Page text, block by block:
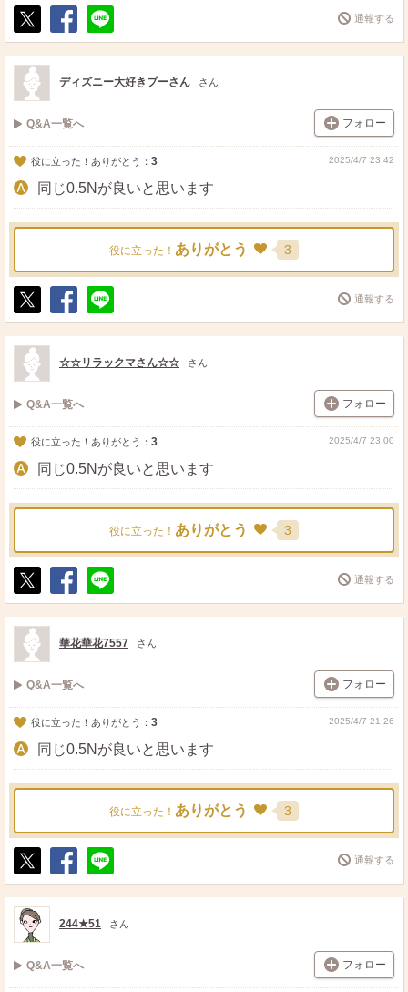
ポ
ス
ト
シ
ェ
送
る
通報する
ディズニー大好きプーさん さん
Q&A一覧へ フォロー
役に立った！ありがとう： 3 2025/4/7 23:42
同じ0.5Nが良いと思います
役に立った！ ありがとう 3
ポ
ス
ト
シ
ェ
送
る
通報する
☆☆リラックマさん☆☆ さん
Q&A一覧へ フォロー
役に立った！ありがとう： 3 2025/4/7 23:00
同じ0.5Nが良いと思います
役に立った！ ありがとう 3
ポ
ス
ト
シ
ェ
送
る
通報する
華花華花7557 さん
Q&A一覧へ フォロー
役に立った！ありがとう： 3 2025/4/7 21:26
同じ0.5Nが良いと思います
役に立った！ ありがとう 3
ポ
ス
ト
シ
ェ
送
る
通報する
244★51 さん
Q&A一覧へ フォロー